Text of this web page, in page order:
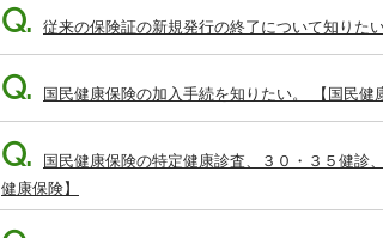
Q. 従来の保険証の新規発行の終了について知りた
Q. 国民健康保険の加入手続を知りたい。 【国民健
Q.
国民健康保険の特定健康診査、３０・３５健診
健康保険】